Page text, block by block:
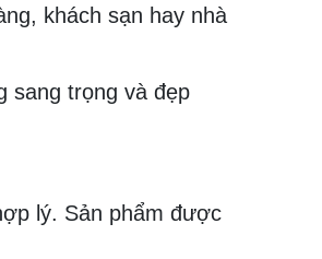
khách sạn hay nhà
sang trọng và đẹp
lý. Sản phẩm được